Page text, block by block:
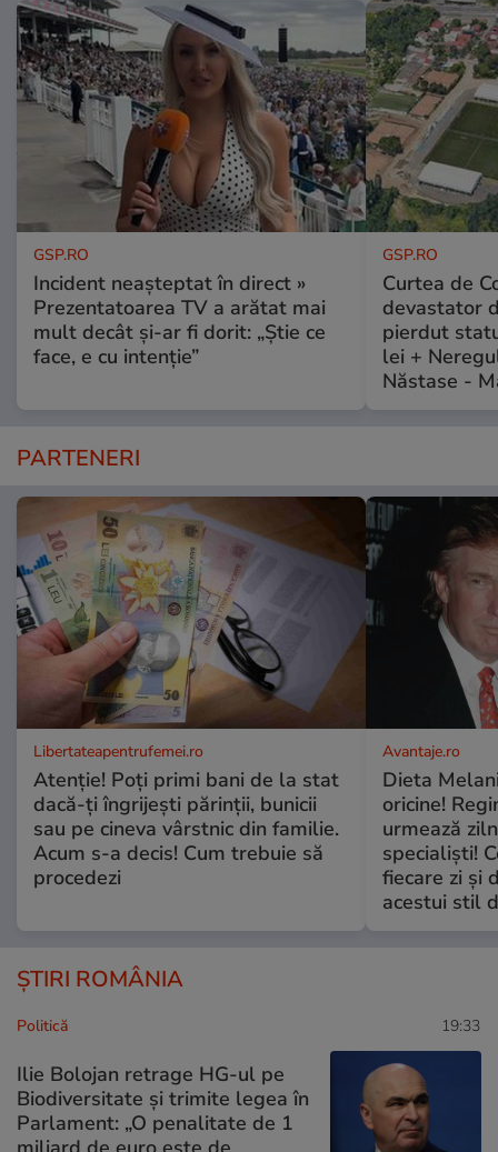
GSP.RO
Incident neașteptat în direct »
Prezentatoarea TV a arătat mai
mult decât și-ar fi dorit: „Știe ce
face, e cu intenție”
GSP.RO
Curtea de
devastator
pierdut
lei +
Năstase -
PARTENERI
Libertateapentrufemei.ro
Atenție! Poți primi bani de la stat
dacă-ți îngrijești părinții, bunicii
sau pe cineva vârstnic din familie.
Acum s-a decis! Cum trebuie să
procedezi
Avantaje.ro
Dieta
oricine!
urmează
specialiști!
fiecare zi și
acestui stil
ȘTIRI ROMÂNIA
Politică 19:33
Ilie Bolojan retrage HG-ul pe
Biodiversitate și trimite legea în
Parlament: „O penalitate de 1